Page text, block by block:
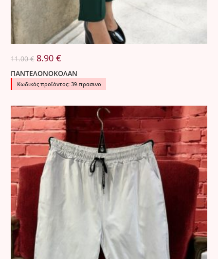
11.00€ Original
price
was:
11.00 €.
8.90€
τιμή
είναι:
8.90 €.
ΠΑΝΤΕΛΟΝΟΚΟΛΑΝ
Κωδικός προϊόντος: 39-πρασινο